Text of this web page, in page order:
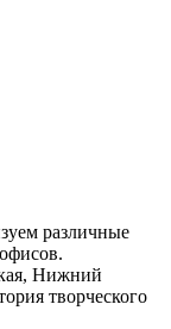
различные
Нижний
творческого